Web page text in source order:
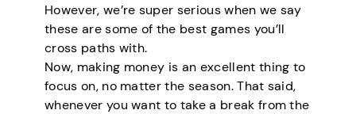
However, we’re super serious when we say
these are some of the best games you’ll
cross paths with.
Now, making money is an excellent thing to
focus on, no matter the season. That said,
whenever you want to take a break from the